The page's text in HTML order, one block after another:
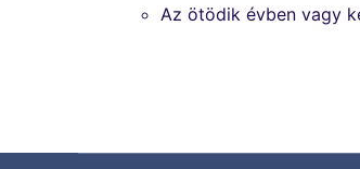
Az ötödik évben vagy